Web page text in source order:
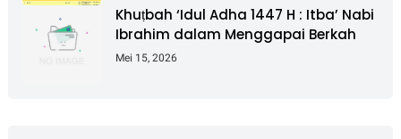
Khuṭbah ‘Idul Adha 1447 H : Itba’ Nabi
Ibrahim dalam Menggapai Berkah
Mei 15, 2026